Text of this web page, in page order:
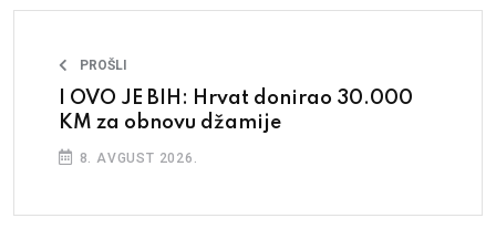
PROŠLI
I OVO JE BIH: Hrvat donirao 30.000
KM za obnovu džamije
8. AVGUST 2026.